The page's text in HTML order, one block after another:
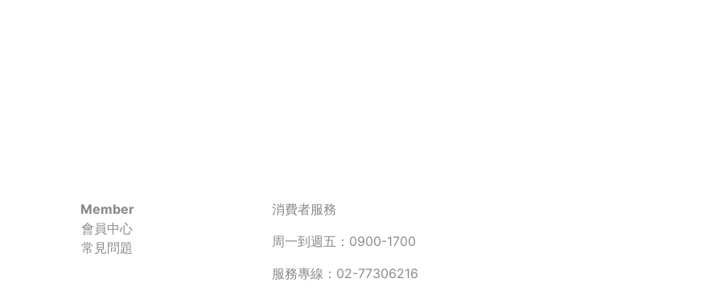
Member
會員中心
常見問題
消費者服務
周一到週五：0900-1700
服務專線：02-77306216